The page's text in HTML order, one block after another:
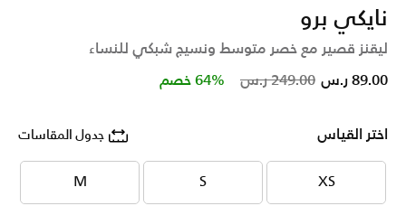
نايكي برو
ليقنز قصير مع خصر متوسط ونسيج شبكي للنساء
Price reduced from
249.00 ر.س to 89.00 ر.س 64% خصم
اختر القياس جدول المقاسات
XS
XS
S
S
M
M